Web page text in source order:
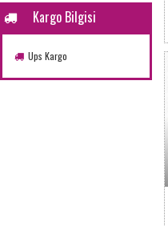
Kargo Bilgisi
Ups Kargo